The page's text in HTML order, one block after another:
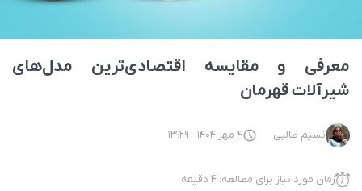
معرفی و مقایسه اقتصادی‌ترین مدل‌های
شیرآلات قهرمان
نسیم طالبی 4 مهر 1404 - 13:29
زمان مورد نیاز برای مطالعه: 4 دقیقه